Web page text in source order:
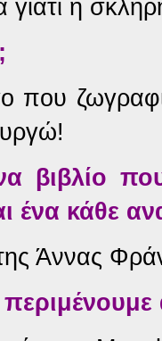
γιατί η
που
βιβλίο
ένα κάθε
Άννας